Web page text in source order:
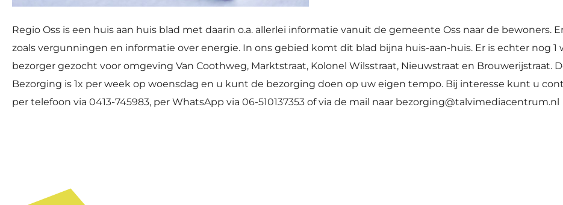
Regio Oss is een huis aan huis blad met daarin o.a. allerlei informatie vanuit de gemeente Oss naar de
zoals vergunningen en informatie over energie. In ons gebied komt dit blad bijna huis-aan-huis. Er is echter nog
bezorger gezocht voor omgeving Van Coothweg, Marktstraat, Kolonel Wilsstraat, Nieuwstraat en Brouwerijstraat.
Bezorging is 1x per week op woensdag en u kunt de bezorging doen op uw eigen tempo. Bij interesse kunt u
per telefoon via 0413-745983, per WhatsApp via 06-510137353 of via de mail naar bezorging@talvimediacentrum.nl